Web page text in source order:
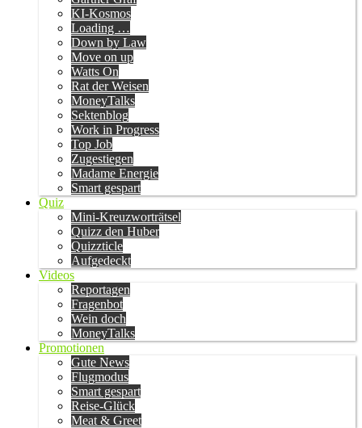
KI-Kosmos
Loading …
Down by Law
Move on up
Watts On
Rat der Weisen
MoneyTalks
Sektenblog
Work in Progress
Top Job
Zugestiegen
Madame Energie
Smart gespart
Quiz
Mini-Kreuzworträtsel
Quizz den Huber
Quizzticle
Aufgedeckt
Videos
Reportagen
Fragenbot
Wein doch
MoneyTalks
Promotionen
Gute News
Flugmodus
Smart gespart
Reise-Glück
Meat & Greet